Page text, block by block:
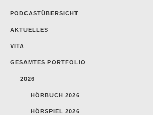
PODCASTÜBERSICHT
AKTUELLES
VITA
GESAMTES PORTFOLIO
2026
HÖRBUCH 2026
HÖRSPIEL 2026